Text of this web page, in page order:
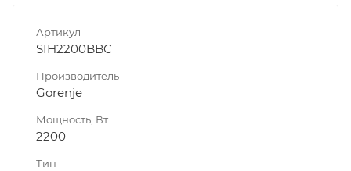
Артикул
SIH2200BBC
Производитель
Gorenje
Мощность, Вт
2200
Тип